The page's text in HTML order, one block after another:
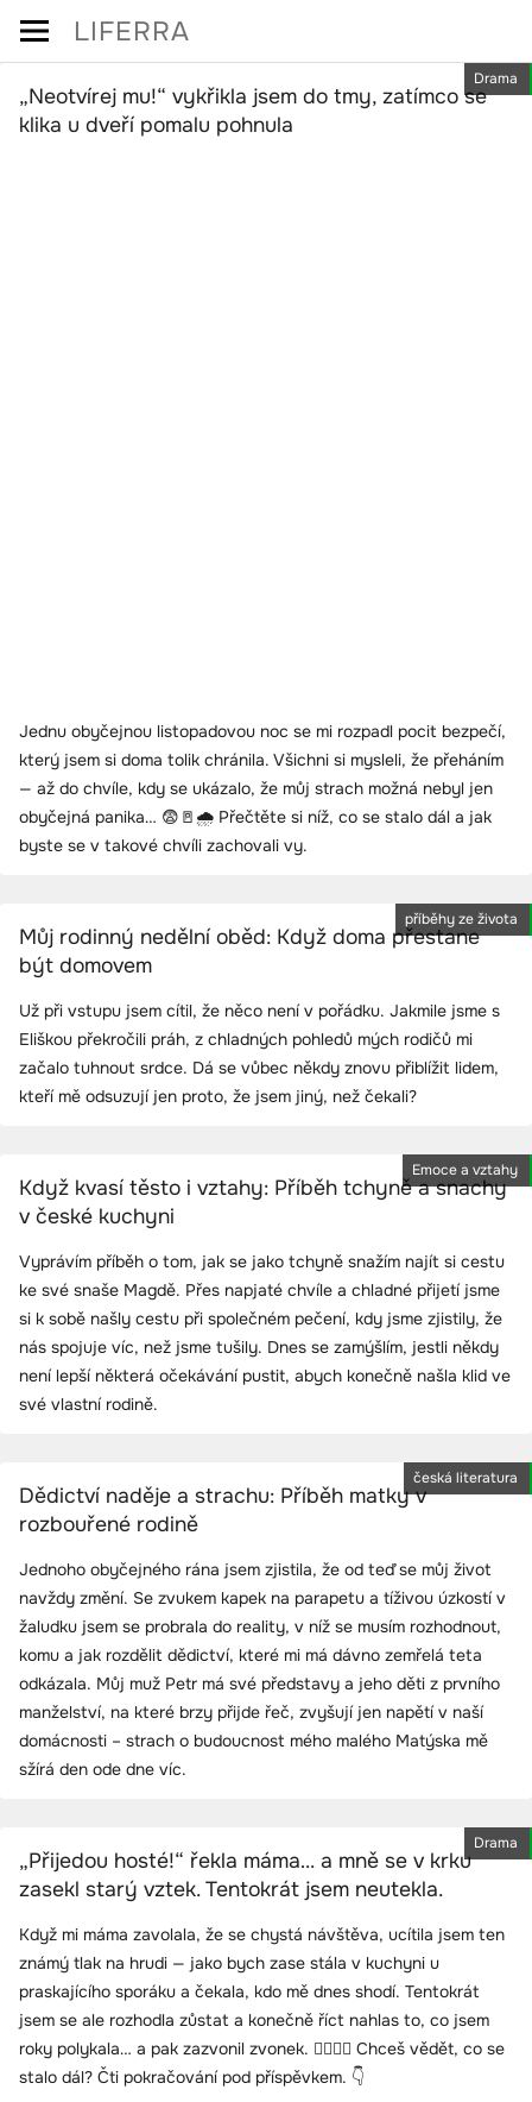
Skip
content
LIFERRA
Drama
„Neotvírej mu!“ vykřikla jsem do tmy, zatímco se
klika u dveří pomalu pohnula
Jednu obyčejnou listopadovou noc se mi rozpadl pocit bezpečí,
který jsem si doma tolik chránila. Všichni si mysleli, že přeháním
— až do chvíle, kdy se ukázalo, že můj strach možná nebyl jen
obyčejná panika… 😨🚪🌧️ Přečtěte si níž, co se stalo dál a jak
byste se v takové chvíli zachovali vy.
příběhy ze života
Můj rodinný nedělní oběd: Když doma přestane
být domovem
Už při vstupu jsem cítil, že něco není v pořádku. Jakmile jsme s
Eliškou překročili práh, z chladných pohledů mých rodičů mi
začalo tuhnout srdce. Dá se vůbec někdy znovu přiblížit lidem,
kteří mě odsuzují jen proto, že jsem jiný, než čekali?
Emoce a vztahy
Když kvasí těsto i vztahy: Příběh tchyně a snachy
v české kuchyni
Vyprávím příběh o tom, jak se jako tchyně snažím najít si cestu
ke své snaše Magdě. Přes napjaté chvíle a chladné přijetí jsme
si k sobě našly cestu při společném pečení, kdy jsme zjistily, že
nás spojuje víc, než jsme tušily. Dnes se zamýšlím, jestli někdy
není lepší některá očekávání pustit, abych konečně našla klid ve
své vlastní rodině.
česká literatura
Dědictví naděje a strachu: Příběh matky v
rozbouřené rodině
Jednoho obyčejného rána jsem zjistila, že od teď se můj život
navždy změní. Se zvukem kapek na parapetu a tíživou úzkostí v
žaludku jsem se probrala do reality, v níž se musím rozhodnout,
komu a jak rozdělit dědictví, které mi má dávno zemřelá teta
odkázala. Můj muž Petr má své představy a jeho děti z prvního
manželství, na které brzy přijde řeč, zvyšují jen napětí v naší
domácnosti – strach o budoucnost mého malého Matýska mě
sžírá den ode dne víc.
Drama
„Přijedou hosté!“ řekla máma… a mně se v krku
zasekl starý vztek. Tentokrát jsem neutekla.
Když mi máma zavolala, že se chystá návštěva, ucítila jsem ten
známý tlak na hrudi — jako bych zase stála v kuchyni u
praskajícího sporáku a čekala, kdo mě dnes shodí. Tentokrát
jsem se ale rozhodla zůstat a konečně říct nahlas to, co jsem
roky polykala… a pak zazvonil zvonek. 😶‍🌫️🏡🔥 Chceš vědět, co se
stalo dál? Čti pokračování pod příspěvkem. 👇